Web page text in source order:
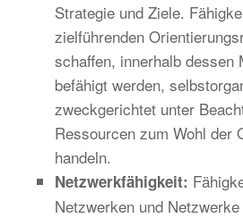
Strategie und Ziele.
zielführenden
schaffen, innerhalb dessen
befähigt werden,
zweckgerichtet unter
Ressourcen zum Wohl der
handeln.
Netzwerkfähigkeit:
Netzwerken und